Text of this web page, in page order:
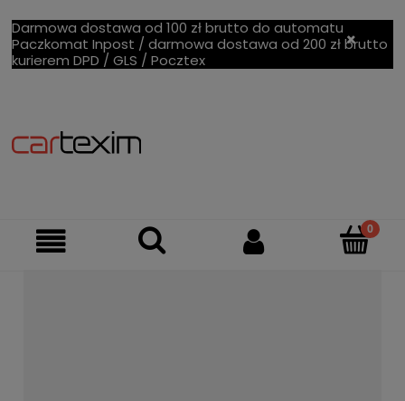
Darmowa dostawa od 100 zł brutto do automatu
Paczkomat Inpost / darmowa dostawa od 200 zł brutto
kurierem DPD / GLS / Pocztex